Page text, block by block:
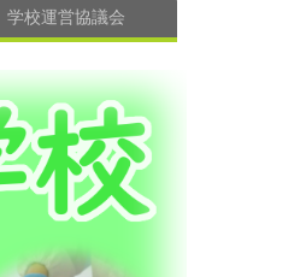
学校運営協議会